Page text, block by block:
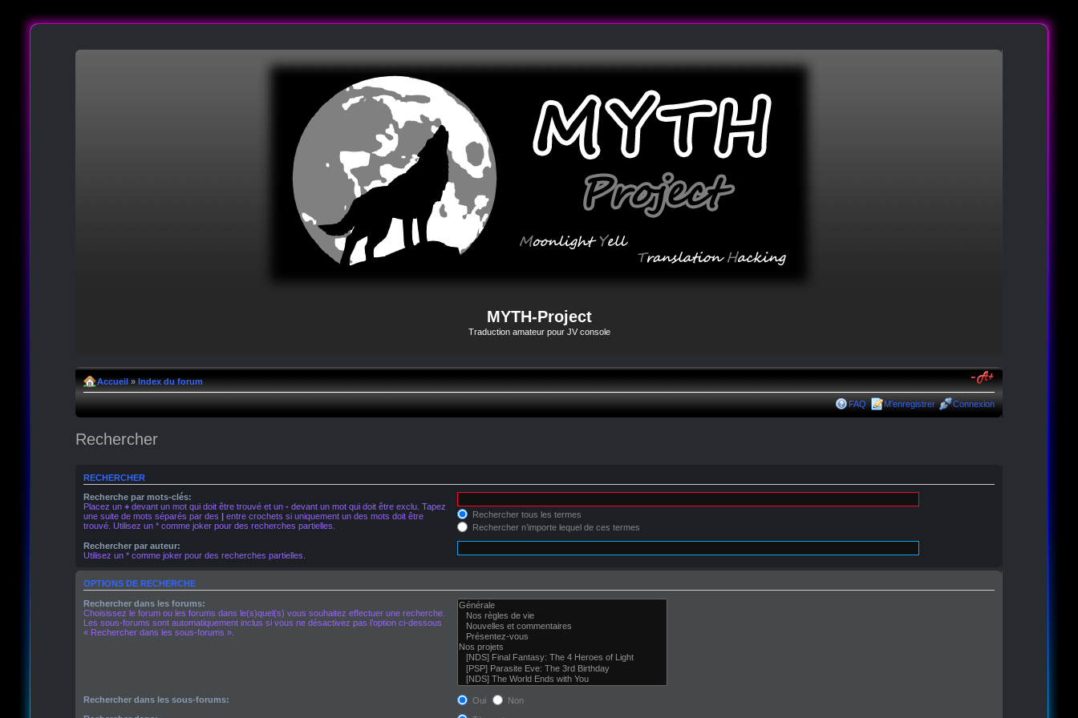
MYTH-Project
Traduction amateur pour JV console
Accueil» Index du forum
FAQ M’enregistrer Connexion
Rechercher
RECHERCHER
Recherche par mots-clés:
Placez un +devant un mot qui doit être trouvé et un -devant un mot qui doit être exclu. Tapez
une suite de mots séparés par des |entre crochets si uniquement un des mots doit être
trouvé. Utilisez un * comme joker pour des recherches partielles.
Rechercher tous les termes
Rechercher n’importe lequel de ces termes
Rechercher par auteur:
Utilisez un * comme joker pour des recherches partielles.
OPTIONS DE RECHERCHE
Rechercher dans les forums:
Choisissez le forum ou les forums dans le(s)quel(s) vous souhaitez effectuer une recherche.
Les sous-forums sont automatiquement inclus si vous ne désactivez pas l’option ci-dessous
« Rechercher dans les sous-forums ».
Rechercher dans les sous-forums: Oui
Non